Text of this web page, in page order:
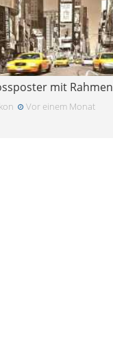
mit Rahmen
Vor einem Monat